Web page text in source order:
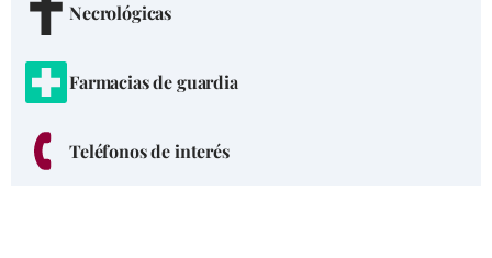
Necrológicas
Farmacias de guardia
Teléfonos de interés